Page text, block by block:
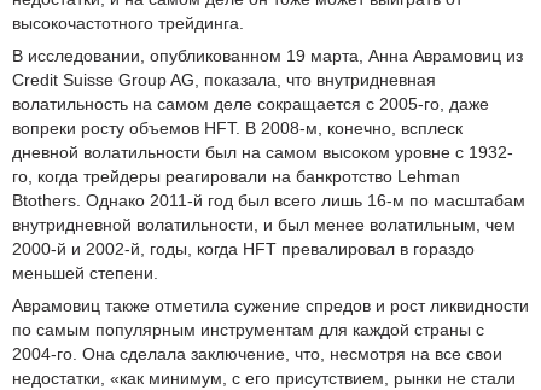
высокочастотного трейдинга.
В исследовании, опубликованном 19 марта, Анна Аврамовиц из
Credit Suisse Group AG, показала, что внутридневная
волатильность на самом деле сокращается с 2005-го, даже
вопреки росту объемов HFT. В 2008-м, конечно, всплеск
дневной волатильности был на самом высоком уровне с 1932-
го, когда трейдеры реагировали на банкротство Lehman
Btothers. Однако 2011-й год был всего лишь 16-м по масштабам
внутридневной волатильности, и был менее волатильным, чем
2000-й и 2002-й, годы, когда HFT превалировал в гораздо
меньшей степени.
Аврамовиц также отметила сужение спредов и рост ликвидности
по самым популярным инструментам для каждой страны с
2004-го. Она сделала заключение, что, несмотря на все свои
недостатки, «как минимум, с его присутствием, рынки не стали